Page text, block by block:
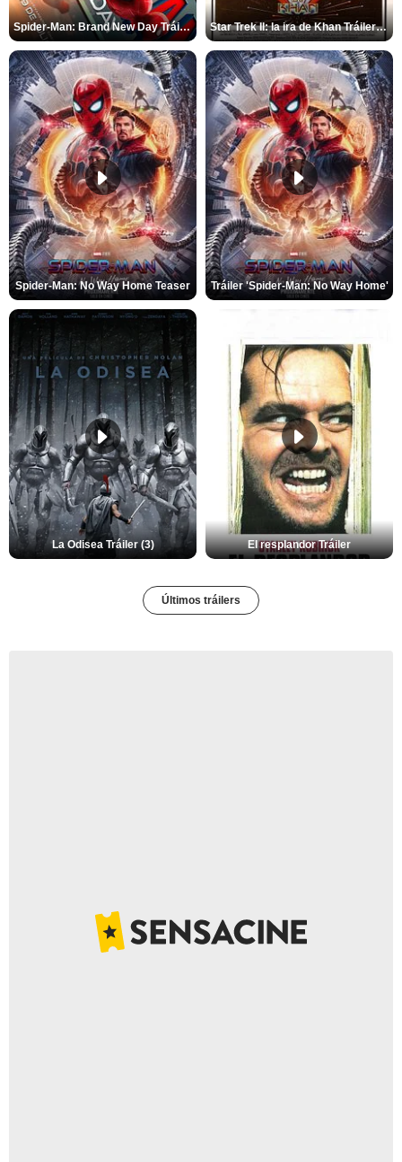
Spider-Man: Brand New Day Tráiler (3) Star Trek II: la ira de Khan Tráiler VO
Spider-Man: No Way Home Teaser Tráiler 'Spider-Man: No Way Home'
La Odisea Tráiler (3) El resplandor Tráiler
Últimos tráilers